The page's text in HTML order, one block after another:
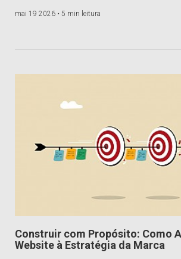
mai 19 2026 • 5 min leitura
Construir com Propósito: Como
Website à Estratégia da Marca